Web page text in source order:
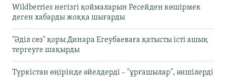
Wildberries негізгі қоймаларын Ресейден көшірмек
деген хабарды жоққа шығарды
"Әділ сөз" қоры Динара Егеубаеваға қатысты істі ашық
тергеуге шақырды
Түркістан өңірінде әйелдерді – "ұрғашылар", әншілерді